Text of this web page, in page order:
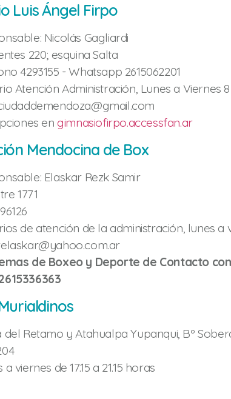
Luis Ángel Firpo
Nicolás Gagliardi
220; esquina Salta
4293155 - Whatsapp 2615062201
Atención Administración, Lunes a Viernes 8
engimnasiofirpo.accessfan.ar
Mendocina de Box
Elaskar Rezk Samir
1771
de atención de la administración, lunes a
de Boxeo y Deporte de Contacto
del Retamo y Atahualpa Yupanqui, Bº
a viernes de 17.15 a 21.15 horas